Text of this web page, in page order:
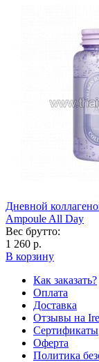
Дневной
Ampoule All Day
Вес брутто:
1 260 р.
В корзину
Как заказать?
Оплата
Доставка
Отзывы на
Сертификаты
Оферта
Политика